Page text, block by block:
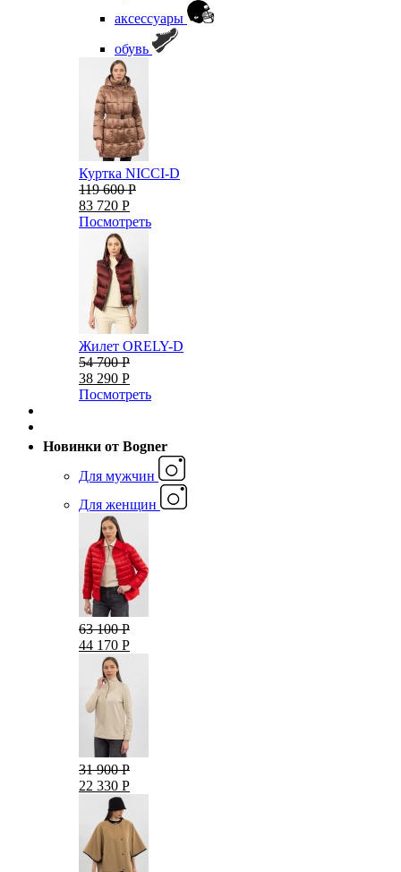
аксессуары
обувь
Куртка NICCI-D
119 600 Р
83 720 Р
Посмотреть
Жилет ORELY-D
54 700 Р
38 290 Р
Посмотреть
Новинки от Bogner
Для мужчин
Для женщин
63 100 Р
44 170 Р
31 900 Р
22 330 Р